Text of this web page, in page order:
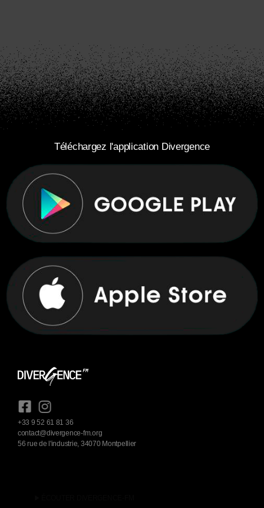
Téléchargez l'application Divergence
+33 9 52 61 81 36
contact@divergence-fm.org
56 rue de l'industrie, 34070 Montpellier